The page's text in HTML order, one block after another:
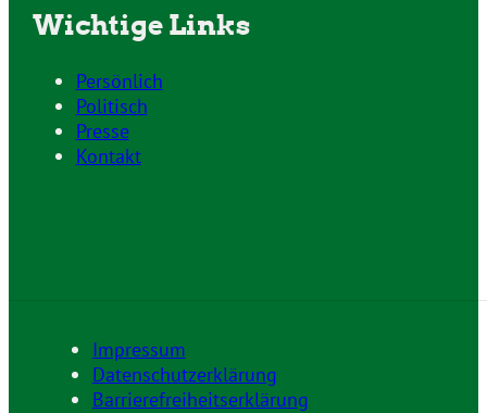
Wichtige Links
Persönlich
Politisch
Presse
Kontakt
Impressum
Datenschutzerklärung
Barrierefreiheitserklärung